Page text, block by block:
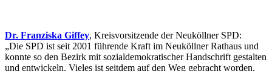
Dr. Franziska Giffey, Kreisvorsitzende der Neuköllner SPD:
„Die SPD ist seit 2001 führende Kraft im Neuköllner Rathaus und
konnte so den Bezirk mit sozialdemokratischer Handschrift gestalten
und entwickeln. Vieles ist seitdem auf den Weg gebracht worden,